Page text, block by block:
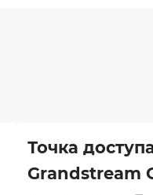
Точка
Grandstream